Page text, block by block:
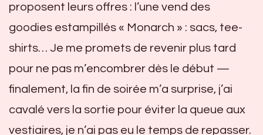
proposent leurs offres : l’une vend des
goodies estampillés « Monarch » : sacs, tee-
shirts… Je me promets de revenir plus tard
pour ne pas m’encombrer dès le début —
finalement, la fin de soirée m’a surprise, j’ai
cavalé vers la sortie pour éviter la queue aux
vestiaires, je n’ai pas eu le temps de repasser.